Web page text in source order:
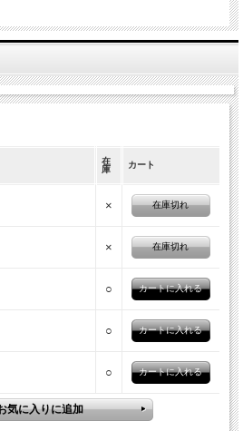
在
庫
カート
× 在庫切れ
× 在庫切れ
○
○
○